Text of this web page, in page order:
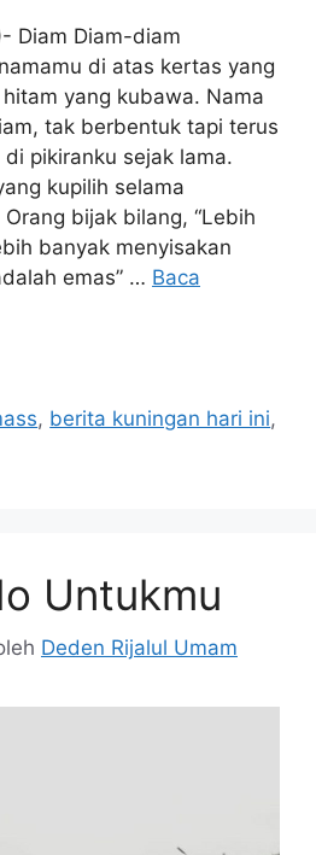
Diam Diam-diam
di atas kertas yang
yang kubawa. Nama
tak berbentuk tapi terus
pikiranku sejak lama.
kupilih selama
bijak bilang, “Lebih
banyak menyisakan
emas” … Baca
, berita kuningan hari ini,
Untukmu
Deden Rijalul Umam